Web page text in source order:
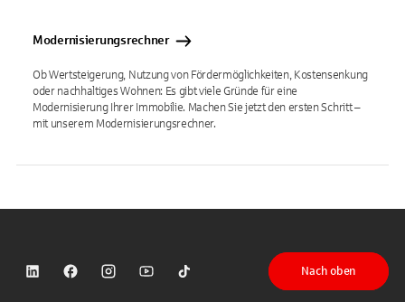
Modernisierungsrechner
Ob Wertsteigerung, Nutzung von Fördermöglichkeiten, Kostensenkung
oder nachhaltiges Wohnen: Es gibt viele Gründe für eine
Modernisierung Ihrer Immobilie. Machen Sie jetzt den ersten Schritt –
mit unserem Modernisierungsrechner.
Sparkasse auf LinkedIn
Sparkasse auf Facebook
Sparkasse auf Instagram
Sparkasse auf YouTube
Sparkasse auf TikTok
Nach oben